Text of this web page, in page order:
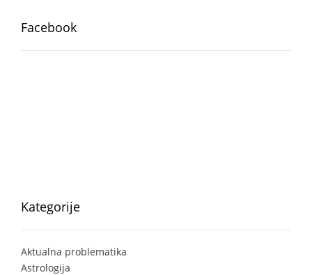
Facebook
Kategorije
Aktualna problematika
Astrologija